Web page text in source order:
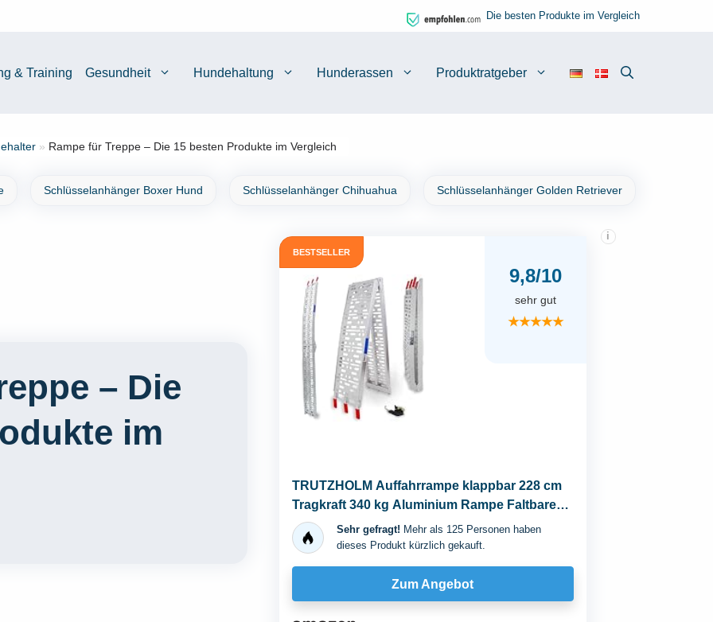
Die besten Produkte im Vergleich
& Training Gesundheit Hundehaltung Hunderassen Produktratgeber
» Rampe für Treppe – Die 15 besten Produkte im Vergleich
Schlüsselanhänger Boxer Hund Schlüsselanhänger Chihuahua Schlüsselanhänger Golden Retriever
– Die
im
BESTSELLER
9,8/10
i
sehr gut
★★★★★
TRUTZHOLM Auffahrrampe klappbar 228 cm
Tragkraft 340 kg Aluminium Rampe Faltbare
Alu Verladerampen...
Sehr gefragt! Mehr als 125 Personen haben
dieses Produkt kürzlich gekauft.
Zum Angebot